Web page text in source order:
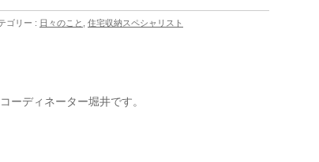
ゴリー : 日々のこと 住宅収納スペシャリスト
ーディネーター堀井です。